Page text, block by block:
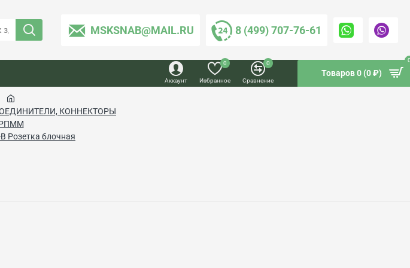
MSKSNAB@MAIL.RU 8 (499) 707-76-61
Аккаунт Избранное
0
Сравнение
0
Товаров 0 (0 ₽)
КОННЕКТОРЫ
Розетка блочная